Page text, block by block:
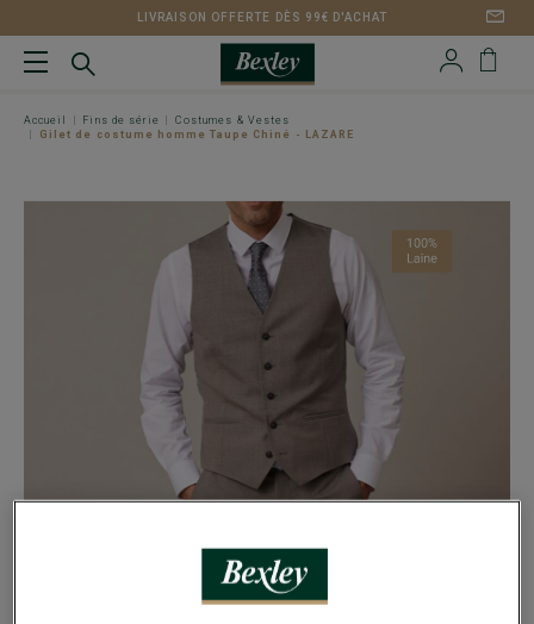
LIVRAISON OFFERTE DÈS 99€ D'ACHAT
Accueil Fins de série
Costumes & Vestes
Gilet de costume homme Taupe Chiné - LAZARE